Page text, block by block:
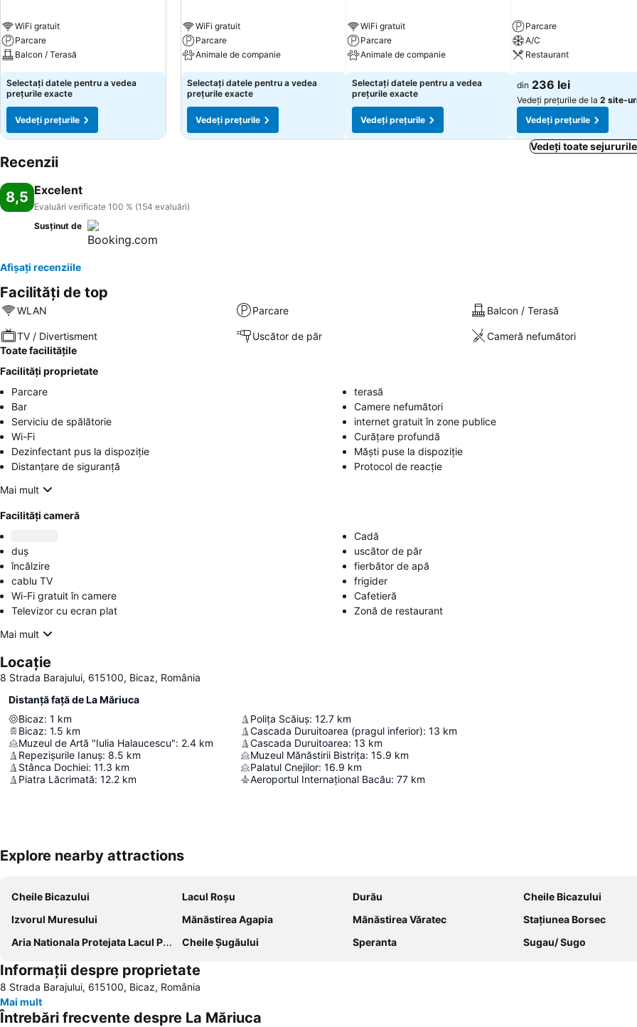
WiFi gratuit
Parcare
Balcon / Terasă
Selectați datele pentru a vedea
prețurile exacte
Vedeți prețurile
WiFi gratuit
Parcare
Animale de companie
Selectați datele pentru a vedea
prețurile exacte
Vedeți prețurile
WiFi gratuit
Parcare
Animale de companie
Selectați datele pentru a vedea
prețurile exacte
Vedeți prețurile
Parcare
A/C
Restaurant
din 236 lei
Vedeți prețurile de la 2 site-
Vedeți prețurile
Vedeți toate
Recenzii
8,5 Excelent
Evaluări verificate 100 % (154 evaluări)
Susținut de
Afișați recenziile
Facilități de top
WLAN Parcare Balcon / Terasă
TV / Divertisment Uscător de păr
Cameră nefumători
Toate facilitățile
Facilități proprietate
Parcare
terasă
Bar
Camere nefumători
Serviciu de spălătorie
internet gratuit în zone publice
Wi-Fi
Curățare profundă
Dezinfectant pus la dispoziție
Măști puse la dispoziție
Distanțare de siguranță
Protocol de reacție
Mai mult
Facilități cameră
Cadă
duș
uscător de păr
încălzire
fierbător de apă
cablu TV
frigider
Wi-Fi gratuit în camere
Cafetieră
Televizor cu ecran plat
Zonă de restaurant
Mai mult
Locație
8 Strada Barajului, 615100, Bicaz, România
Distanță față de La Măriuca
Bicaz: 1 km
Bicaz: 1.5 km
Muzeul de Artă "Iulia Halaucescu": 2.4 km
Repezișurile Ianuș: 8.5 km
Stânca Dochiei: 11.3 km
Piatra Lăcrimată: 12.2 km
Polița Scăiuș: 12.7 km
Cascada Duruitoarea (pragul inferior): 13 km
Cascada Duruitoarea: 13 km
Muzeul Mănăstirii Bistrița: 15.9 km
Palatul Cnejilor: 16.9 km
Aeroportul Internațional Bacău: 77 km
Explore nearby attractions
Cheile Bicazului Lacul Roșu Durău
Cheile Bicazului
Izvorul Muresului
Mănăstirea Agapia Mănăstirea Văratec
Stațiunea Borsec
Aria Nationala Protejata Lacul Pangarati
Cheile Şugăului Speranta Sugau/ Sugo
Informații despre proprietate
8 Strada Barajului, 615100, Bicaz, România
Mai mult
Întrebări frecvente despre La Măriuca